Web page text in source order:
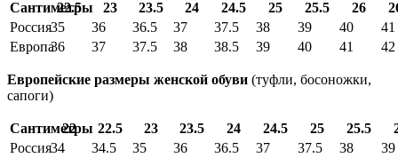
Сантиметры
22.5 23 23.5 24 24.5 25 25.5 26
Россия35 36 36.5 37 37.5 38 39 40
41
Европа36 37 37.5 38 38.5 39 40 41 42
Европейские размеры женской обуви (туфли, босоножки,
сапоги)
Сантиметры
22 22.5 23 23.5 24 24.5 25 25.5
Россия34 34.5 35 36 36.5 37 37.5 38
39